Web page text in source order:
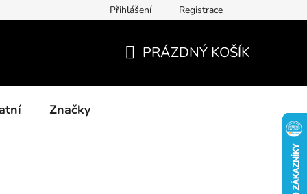
Blog-rady, tipy, recenze
Přihlášení Registrace
PRÁZDNÝ KOŠÍK
Značky